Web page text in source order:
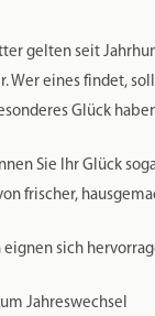
gelten seit
Wer eines findet,
Glück
Sie Ihr Glück
frischer,
sich
Jahreswechsel